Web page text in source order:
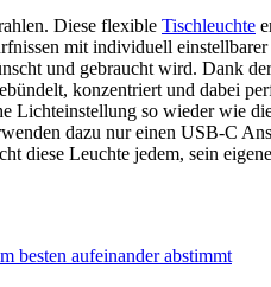
Diese flexible Tischleuchte
mit individuell
und gebraucht wird. Dank
konzentriert und dabei
so wieder wie
dazu nur einen USB-C
diese Leuchte jedem, sein
besten aufeinander abstimmt